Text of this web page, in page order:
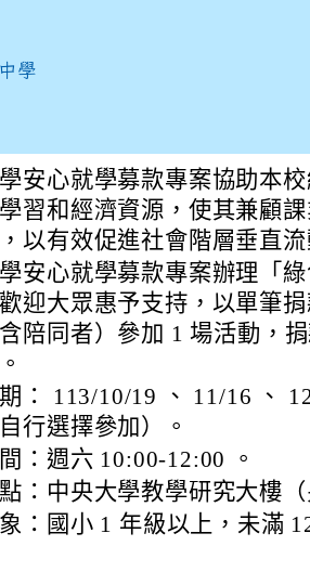
理「113年秋季中
安心就學募款專案協助本
習和經濟資源，使其兼顧
以有效促進社會階層垂直
安心就學募款專案辦理「
迎大眾惠予支持，以單筆
陪同者）參加 1 場活動，
： 113/10/19 、 11/16 、
行選擇參加）。
：週六 10:00-12:00 。
：中央大學教學研究大樓
：國小 1 年級以上，未滿